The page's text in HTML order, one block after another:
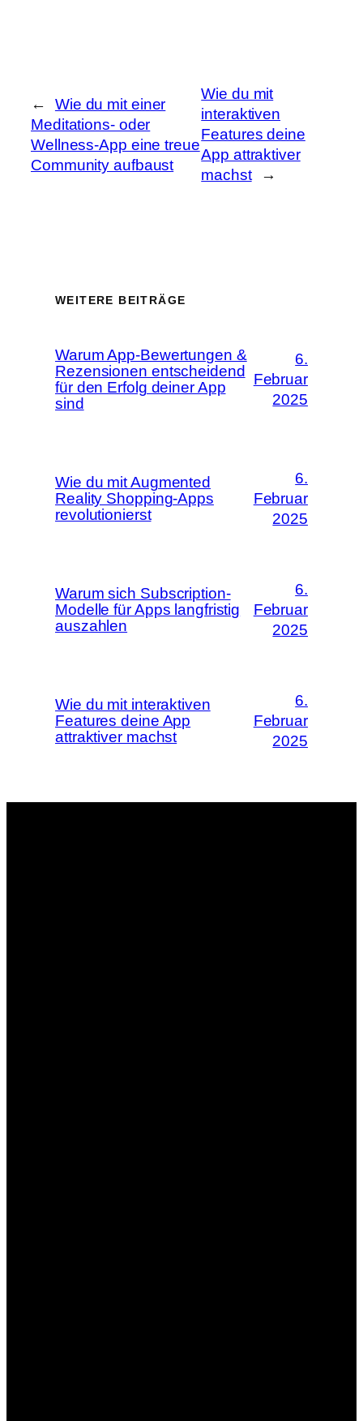
←
Wie du mit einer
Meditations- oder
Wellness-App eine treue
Community aufbaust
Wie du mit
interaktiven
Features deine
App attraktiver
machst
→
WEITERE BEITRÄGE
Warum App-Bewertungen &
Rezensionen entscheidend
für den Erfolg deiner App
sind
6.
Februar
2025
Wie du mit Augmented
Reality Shopping-Apps
revolutionierst
6.
Februar
2025
Warum sich Subscription-
Modelle für Apps langfristig
auszahlen
6.
Februar
2025
Wie du mit interaktiven
Features deine App
attraktiver machst
6.
Februar
2025